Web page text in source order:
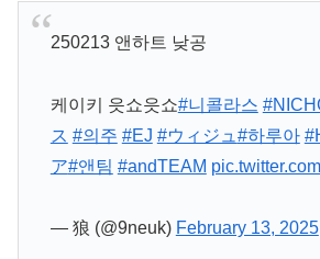
250213 앤하트 낮공
케이키 읏쇼읏쇼#니콜라스
ス #의주 #EJ #ウィジュ #하루아
ア#앤팀 #andTEAM
— 狼 (@9neuk) February 13, 2025